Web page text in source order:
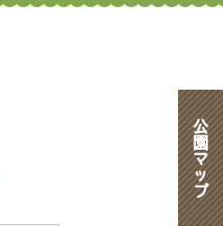
公
園
マ
ッ
プ